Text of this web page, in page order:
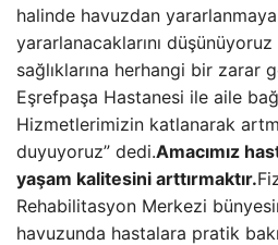
halinde havuzdan
yararlanacaklarını
sağlıklarına herhangi bir zarar
Eşrefpaşa Hastanesi ile aile
Hizmetlerimizin katlanarak
duyuyoruz” dedi.Amacımız
yaşam kalitesini arttırmaktır.
Rehabilitasyon Merkezi
havuzunda hastalara pratik